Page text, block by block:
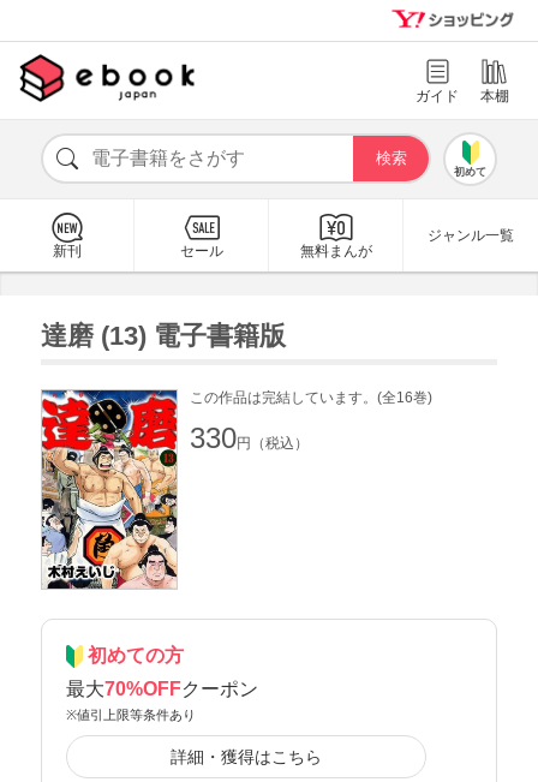
ガイド 本棚
初めて
新刊 セール 無料まんが
ジャンル一覧
達磨 (13) 電子書籍版
この作品は完結しています。(全16巻)
330円（税込）
初めての方
最大70%OFFクーポン
※値引上限等条件あり
詳細・獲得はこちら